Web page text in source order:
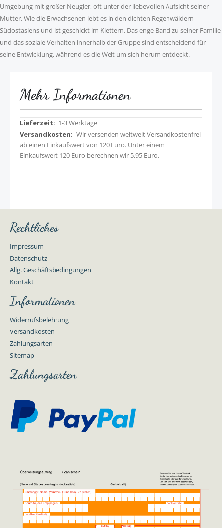
Umgebung mit großer Neugier, oft unter der liebevollen Aufsicht seiner
Mutter. Wie die Erwachsenen lebt es in den dichten Regenwäldern
Südostasiens und ist geschickt im Klettern. Das enge Band zu seiner Familie
und das soziale Verhalten innerhalb der Gruppe sind entscheidend für
seine Entwicklung, während es die Welt um sich herum entdeckt.
Mehr Informationen
Mehr
Informationen
1-3 Werktage
Wir versenden weltweit Versandkostenfrei
ab einen Einkaufswert von 120 Euro. Unter einem
Einkaufswert 120 Euro berechnen wir 5,95 Euro.
Rechtliches
Impressum
Datenschutz
Allg. Geschäftsbedingungen
Kontakt
Informationen
Widerrufsbelehrung
Versandkosten
Zahlungsarten
Sitemap
Zahlungsarten